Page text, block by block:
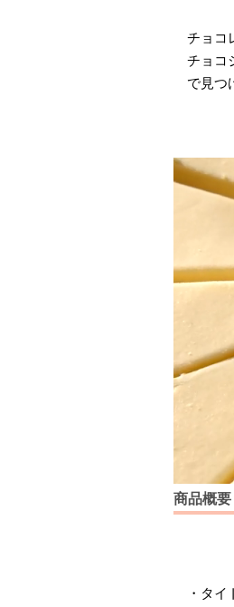
チョコ
チョコ
で見つ
商品概要
・タイ